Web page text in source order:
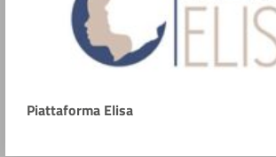
Piattaforma Elisa